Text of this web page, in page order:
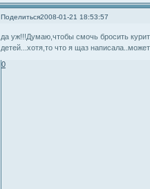
Поделиться2008-01-21 18:53:57
да уж!!!Думаю,чтобы смочь бросить
детей...хотя,то что я щаз
0